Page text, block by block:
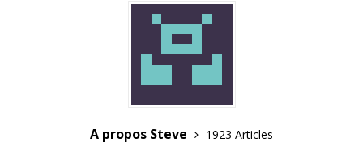
A propos Steve
1923 Articles